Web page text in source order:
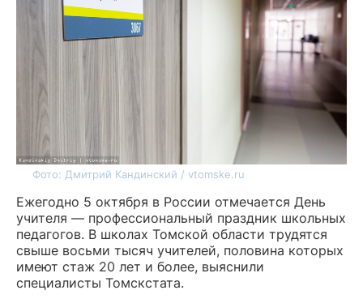
Фото: Дмитрий Кандинский / vtomske.ru
Ежегодно 5 октября в России отмечается День
учителя — профессиональный праздник школьных
педагогов. В школах Томской области трудятся
свыше восьми тысяч учителей, половина которых
имеют стаж 20 лет и более, выяснили
специалисты Томскстата.